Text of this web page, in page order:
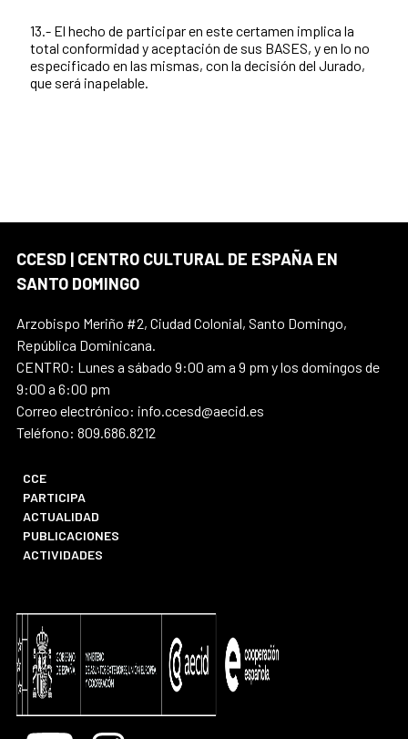
13.- El hecho de participar en este certamen implica la
total conformidad y aceptación de sus BASES, y en lo no
especificado en las mismas, con la decisión del Jurado,
que será inapelable.
CCESD | CENTRO CULTURAL DE ESPAÑA EN
SANTO DOMINGO
Arzobispo Meriño #2, Ciudad Colonial, Santo Domingo,
República Dominicana.
CENTRO: Lunes a sábado 9:00 am a 9 pm y los domingos de
9:00 a 6:00 pm
Correo electrónico: info.ccesd@aecid.es
Teléfono: 809.686.8212
CCE
PARTICIPA
ACTUALIDAD
PUBLICACIONES
ACTIVIDADES